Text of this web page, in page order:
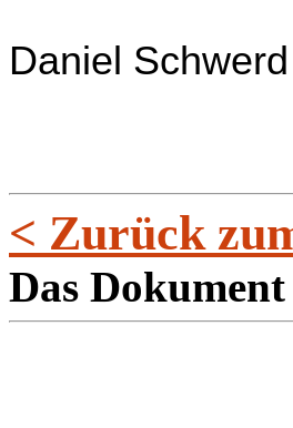
Daniel Schwerd
< Zurück
Das